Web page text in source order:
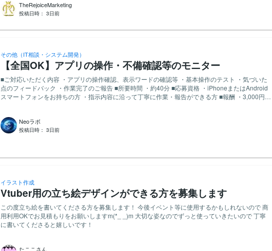
の有] ■社名、住所、電話番号、ブランド名の版下データ（パス化されたもの） ■ブランドロゴの版
下データ（パス化されたもの） ■パッケージデザインの版下データ（パス化されたもの） 納品物
「Rejoicestick Panty」のパッケージデザイン全般をお願いいたします。 ・ブランドコンセプトに
・マーケティングチームと連携し、ターゲット層に響く魅力的なパッケージを創出する業務をお願
いいたします。 【必須条件】 ・パッケージデザインの実務経験をお持ちの方 ・Adobe
Illustrator、Photoshopを用いたデザイン制作スキルをお持ちの方 ・クライアントの要望を正確に
理解し、デザインに落とし込むコミュニケーション能力をお持ちの方 ・納期を遵守し、責任感を
持って業務に取り組める方 【歓迎条件】 ・化粧品やアパレル関連のパッケージデザイン経験をお
持ちの方 ・ブランディングやマーケティングの知識をお持ちの方 ・3Dモデリングソフトを用いた
る方
TheRejoiceMarketing
投稿日時： 3日前
その他（IT相談・システム開発）
【全国OK】アプリの操作・不備確認等のモニター
■ご対応いただく内容 ・アプリの操作確認、表示ワードの確認等 ・基本操作のテスト ・気づいた
点のフィードバック ・作業完了のご報告 ■所要時間 ・約40分 ■応募資格 ・iPhoneまたはAndroid
スマートフォンをお持ちの方 ・指示内容に沿って丁寧に作業・報告ができる方 ■報酬 ・3,000円
Neoラボ
投稿日時： 3日前
イラスト作成
Vtuber用の立ち絵デザインができる方を募集します
この度立ち絵を書いてくださる方を募集します！ 今後イベント等に使用するかもしれないので 商
用利用OKでお見積もりをお願いしますm(*_ _)m 大切な姿なのでずっと使っていきたいので 丁寧
に書いてくださると嬉しいです！
たここさん